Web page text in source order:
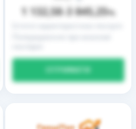
1 132,58 3 845,25%